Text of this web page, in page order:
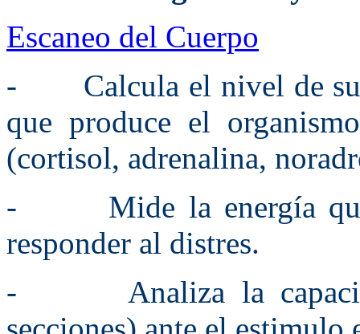
Escaneo del Cuerpo
- Calcula el nivel de
que produce el
(cortisol, adrenalina,
- Mide la energía que
responder al distres.
- Analiza la